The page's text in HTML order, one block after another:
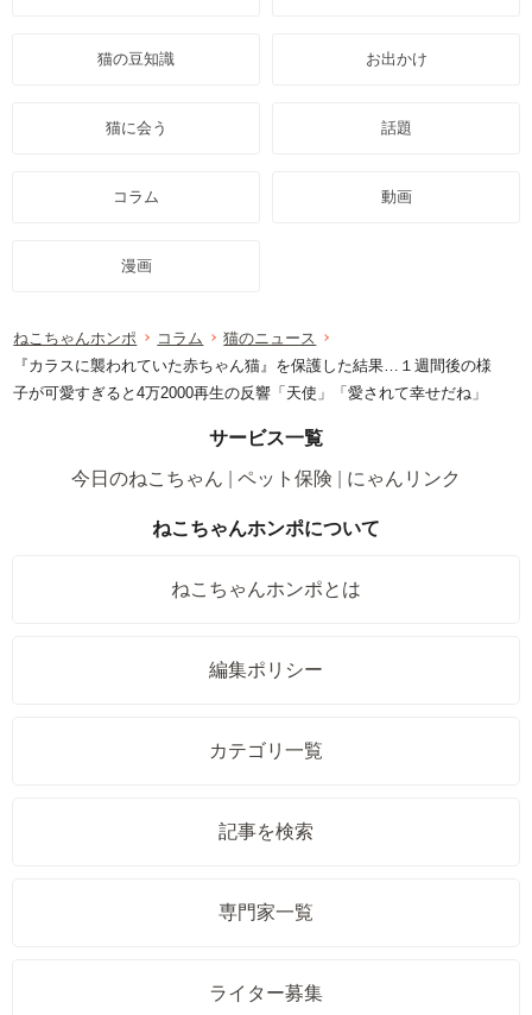
猫の豆知識 お出かけ
猫に会う 話題
コラム 動画
漫画
ねこちゃんホンポ コラム
猫のニュース
『カラスに襲われていた赤ちゃん猫』を保護した結果…１週間後の様
子が可愛すぎると4万2000再生の反響「天使」「愛されて幸せだね」
サービス一覧
今日のねこちゃん
ペット保険 にゃんリンク
ねこちゃんホンポについて
ねこちゃんホンポとは
編集ポリシー
カテゴリ一覧
記事を検索
専門家一覧
ライター募集